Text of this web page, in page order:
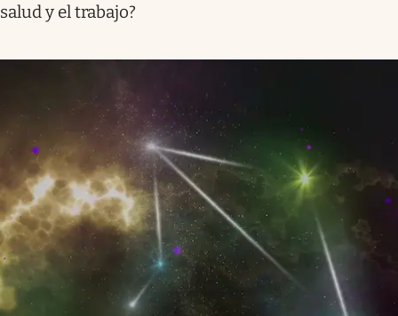
salud y el trabajo?